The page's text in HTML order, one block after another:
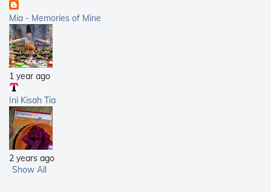
Mia - Memories of Mine
1 year ago
Ini Kisah Tia
2 years ago
Show All